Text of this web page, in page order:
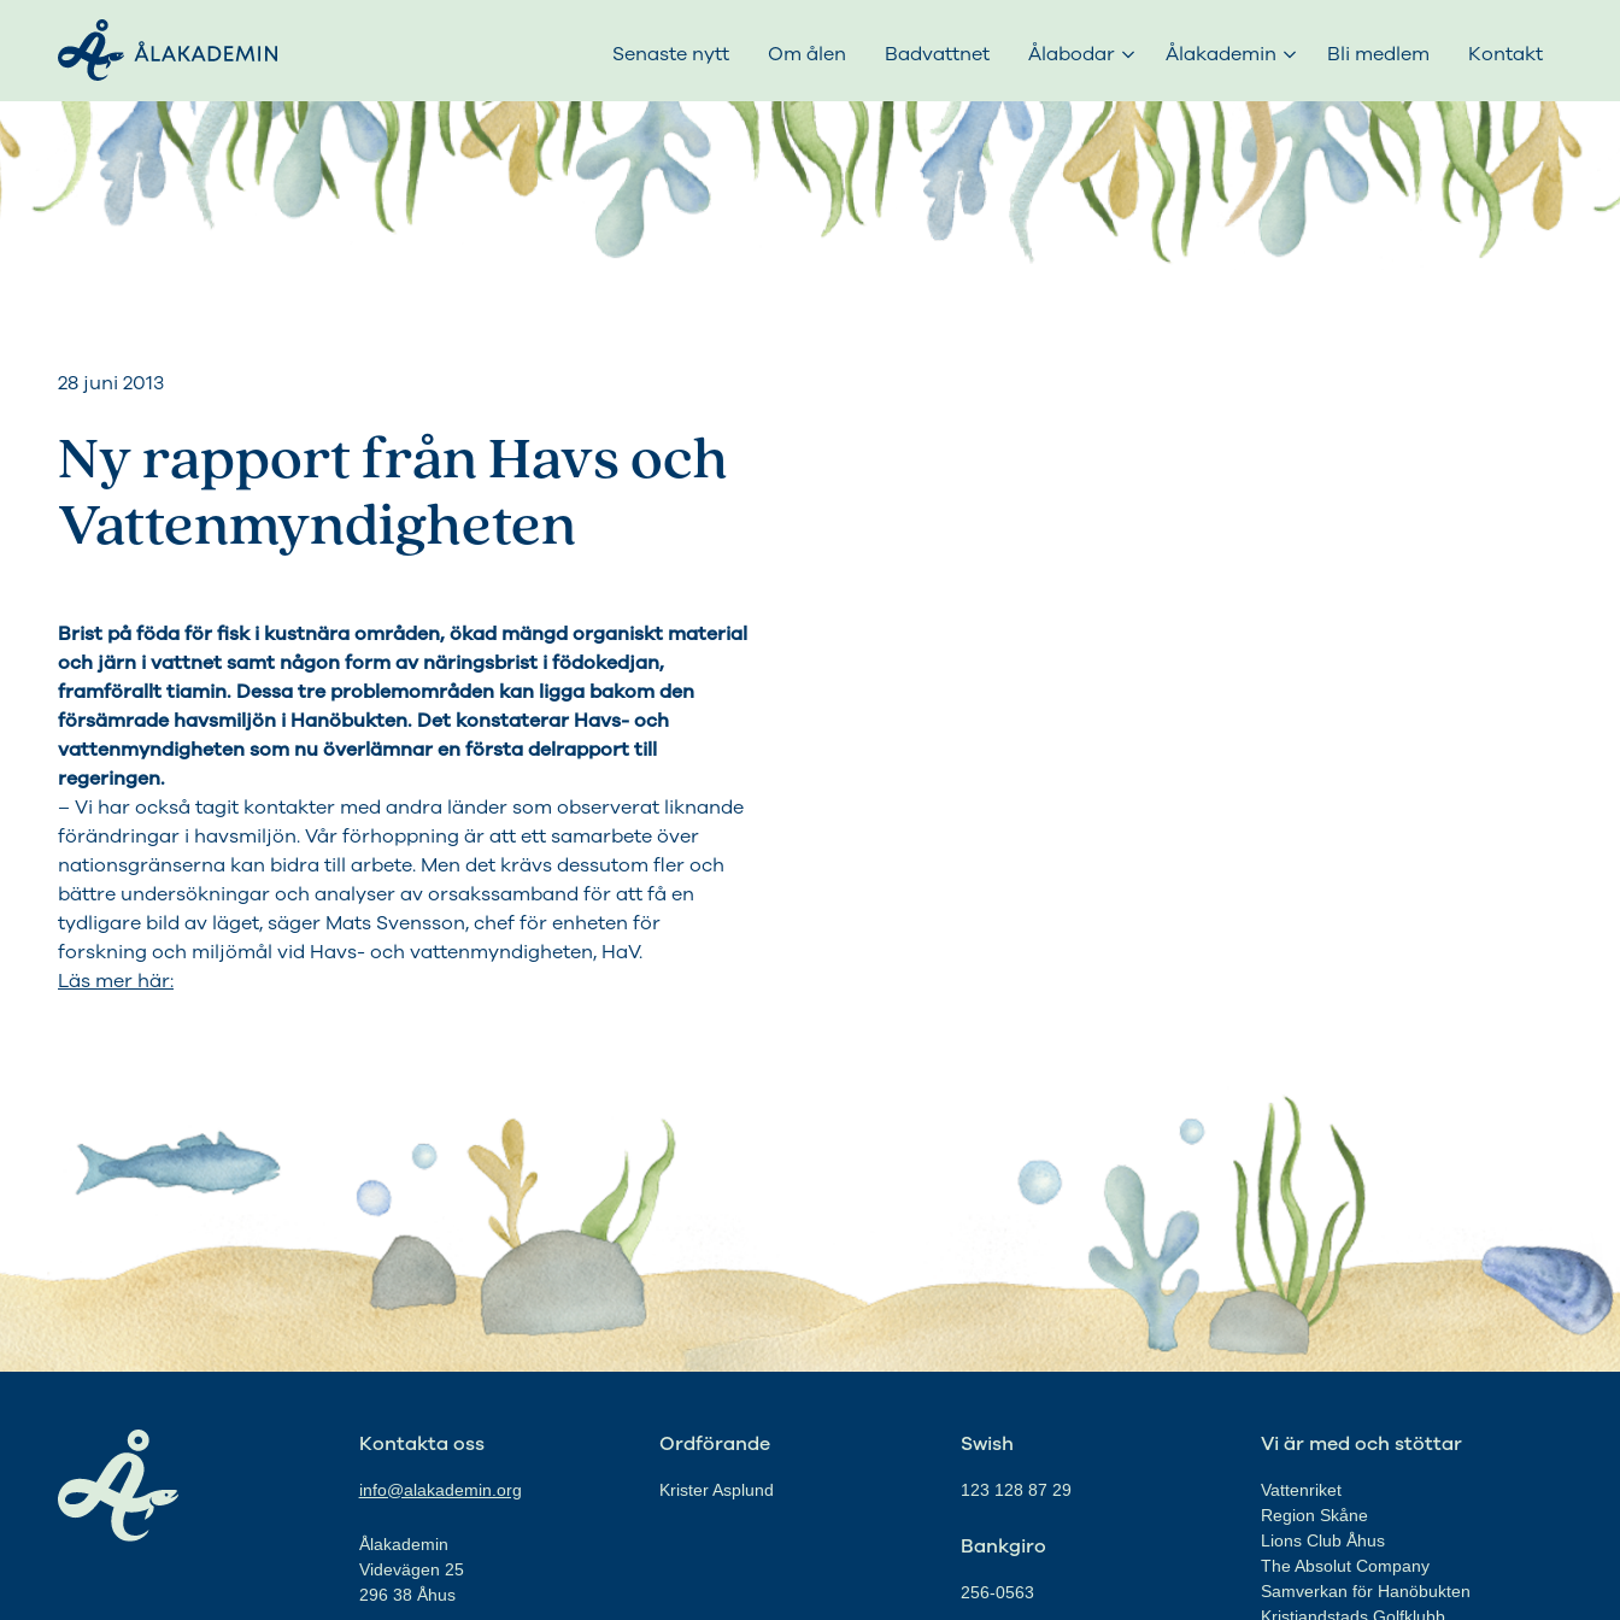
Senaste nytt Om ålen Badvattnet Ålabodar Ålakademin Bli medlem Kontakt
28 juni 2013
Ny rapport från Havs och
Vattenmyndigheten
Brist på föda för fisk i kustnära områden, ökad mängd organiskt material
och järn i vattnet samt någon form av näringsbrist i födokedjan,
framförallt tiamin. Dessa tre problemområden kan ligga bakom den
försämrade havsmiljön i Hanöbukten. Det konstaterar Havs- och
vattenmyndigheten som nu överlämnar en första delrapport till
regeringen.
– Vi har också tagit kontakter med andra länder som observerat liknande
förändringar i havsmiljön. Vår förhoppning är att ett samarbete över
nationsgränserna kan bidra till arbete. Men det krävs dessutom fler och
bättre undersökningar och analyser av orsakssamband för att få en
tydligare bild av läget, säger Mats Svensson, chef för enheten för
forskning och miljömål vid Havs- och vattenmyndigheten, HaV.
Läs mer här:
Kontakta oss
info@alakademin.org
Ålakademin
Videvägen 25
296 38 Åhus
Ordförande
Krister Asplund
Swish
123 128 87 29
Bankgiro
256-0563
Vi är med och stöttar
Vattenriket
Region Skåne
Lions Club Åhus
The Absolut Company
Samverkan för Hanöbukten